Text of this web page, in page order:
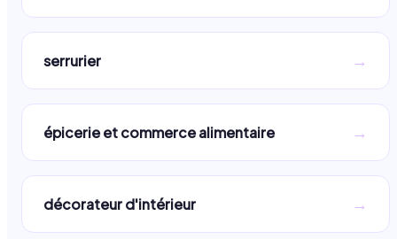
serrurier →
épicerie et commerce alimentaire →
décorateur d'intérieur →